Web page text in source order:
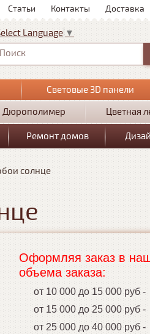
Статьи Контакты Доставка
Language ▼
Поиск
Световые 3D панели
Дюрополимер Цветная
Ремонт домов
солнце
Оформляя заказ в
объема заказа:
от 10 000 до 15 000 руб -
от 15 000 до 25 000 руб -
от 25 000 до 40 000 руб -